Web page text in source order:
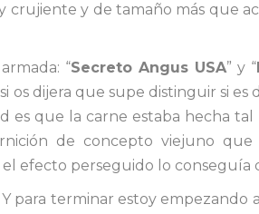
crujiente y de tamaño más que
“Secreto Angus USA” y “
os dijera que supe distinguir si es
es que la carne estaba hecha
de concepto viejuno
efecto perseguido lo conseguía
Y para terminar estoy empezando